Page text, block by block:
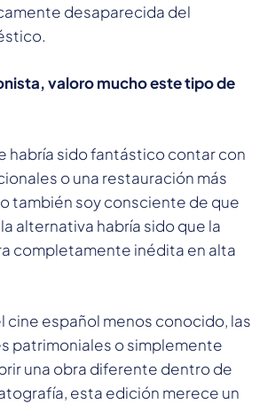
desaparecida del
valoro mucho este tipo de
habría sido fantástico contar con
o una restauración más
también soy consciente de que
alternativa habría sido que la
completamente inédita en alta
cine español menos conocido, las
patrimoniales o simplemente
una obra diferente dentro de
esta edición merece un